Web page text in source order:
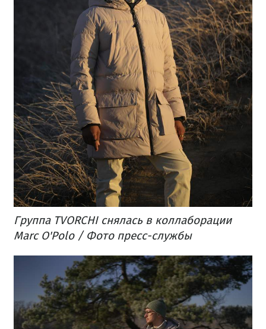
Группа TVORCHI снялась в коллаборации
Marc O'Polo / Фото пресс-службы